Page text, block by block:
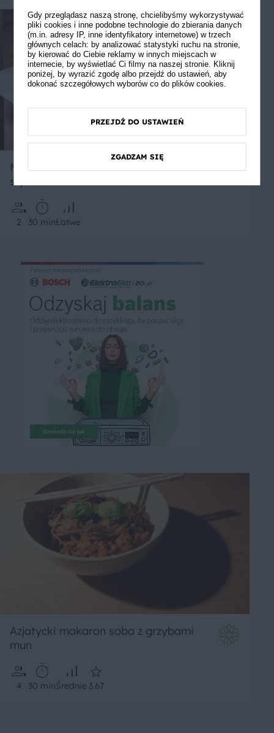
Makaron Pszenno Gryczany Soba ze
szpinakiem i kurczakiem
2 30 minŁatwe
Azjatycki makaron soba z grzybami
mun
4 30 minŚrednie 3.67
Gdy przeglądasz naszą stronę, chcielibyśmy wykorzystywać
pliki cookies i inne podobne technologie do zbierania danych
(m.in. adresy IP, inne identyfikatory internetowe) w trzech
głównych celach: by analizować statystyki ruchu na stronie,
by kierować do Ciebie reklamy w innych miejscach w
internecie, by wyświetlać Ci filmy na naszej stronie. Kliknij
poniżej, by wyrazić zgodę albo przejdź do ustawień, aby
dokonać szczegółowych wyborów co do plików cookies.
PRZEJDŹ DO USTAWIEŃ
ZGADZAM SIĘ